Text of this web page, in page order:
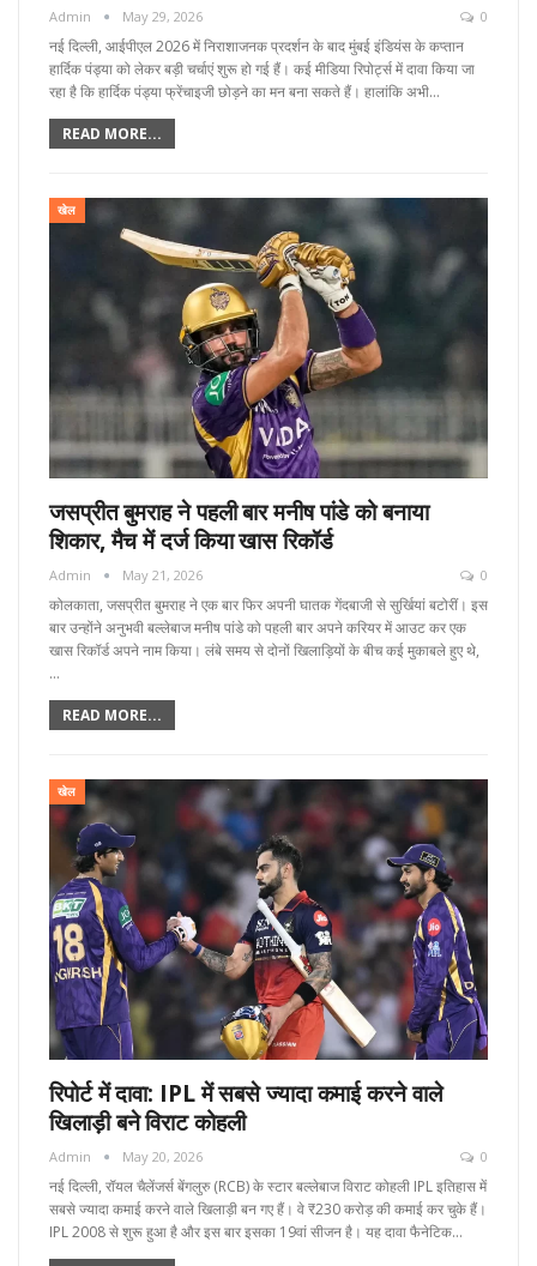
Admin May 29, 2026 0
नई दिल्ली, आईपीएल 2026 में निराशाजनक प्रदर्शन के बाद मुंबई इंडियंस के कप्तान
हार्दिक पंड्या को लेकर बड़ी चर्चाएं शुरू हो गई हैं। कई मीडिया रिपोर्ट्स में दावा किया जा
रहा है कि हार्दिक पंड्या फ्रेंचाइजी छोड़ने का मन बना सकते हैं। हालांकि अभी…
READ MORE...
खेल
जसप्रीत बुमराह ने पहली बार मनीष पांडे को बनाया
शिकार, मैच में दर्ज किया खास रिकॉर्ड
Admin May 21, 2026 0
कोलकाता, जसप्रीत बुमराह ने एक बार फिर अपनी घातक गेंदबाजी से सुर्खियां बटोरीं। इस
बार उन्होंने अनुभवी बल्लेबाज मनीष पांडे को पहली बार अपने करियर में आउट कर एक
खास रिकॉर्ड अपने नाम किया। लंबे समय से दोनों खिलाड़ियों के बीच कई मुकाबले हुए थे,
…
READ MORE...
खेल
रिपोर्ट में दावा: IPL में सबसे ज्यादा कमाई करने वाले
खिलाड़ी बने विराट कोहली
Admin May 20, 2026 0
नई दिल्ली, रॉयल चैलेंजर्स बेंगलुरु (RCB) के स्टार बल्लेबाज विराट कोहली IPL इतिहास में
सबसे ज्यादा कमाई करने वाले खिलाड़ी बन गए हैं। वे ₹230 करोड़ की कमाई कर चुके हैं।
IPL 2008 से शुरू हुआ है और इस बार इसका 19वां सीजन है। यह दावा फैनेटिक…